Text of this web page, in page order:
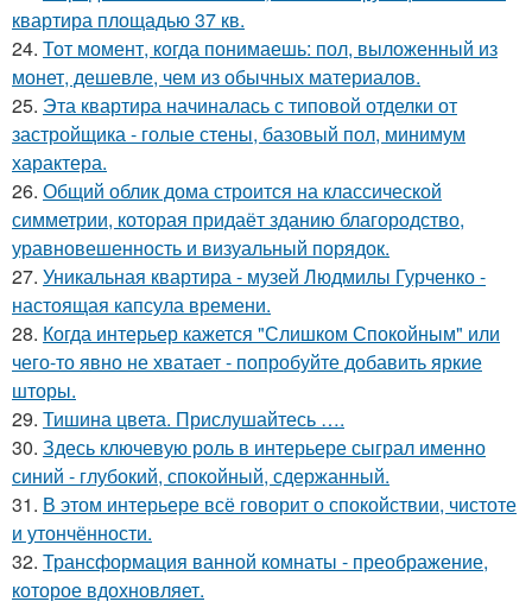
квартира площадью 37 кв.
24. Тот момент, когда понимаешь: пол, выложенный из
монет, дешевле, чем из обычных материалов.
25. Эта квартира начиналась с типовой отделки от
застройщика - голые стены, базовый пол, минимум
характера.
26. Общий облик дома строится на классической
симметрии, которая придаёт зданию благородство,
уравновешенность и визуальный порядок.
27. Уникальная квартира - музей Людмилы Гурченко -
настоящая капсула времени.
28. Когда интерьер кажется "Слишком Спокойным" или
чего-то явно не хватает - попробуйте добавить яркие
шторы.
29. Тишина цвета. Прислушайтесь ….
30. Здесь ключевую роль в интерьере сыграл именно
синий - глубокий, спокойный, сдержанный.
31. В этом интерьере всё говорит о спокойствии, чистоте
и утончённости.
32. Трансформация ванной комнаты - преображение,
которое вдохновляет.